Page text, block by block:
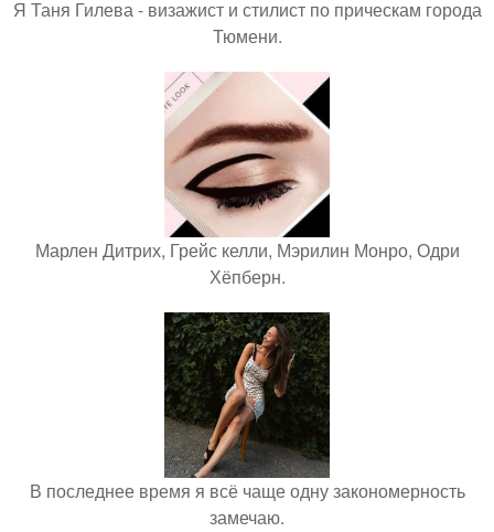
Я Таня Гилева - визажист и стилист по прическам города
Тюмени.
Марлен Дитрих, Грейс келли, Мэрилин Монро, Одри
Хёпберн.
В последнее время я всё чаще одну закономерность
замечаю.